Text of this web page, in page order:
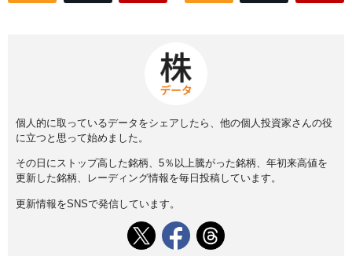
個人的に取っているデータをシェアしたら、他の個人投資家さんの役
に立つと思って始めました。
その日にストップ高した銘柄、5％以上騰がった銘柄、年初来高値を
更新した銘柄、レーディング情報を毎日投稿しています。
更新情報をSNSで発信しています。